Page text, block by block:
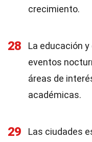
crecimiento.
28
La educación
eventos
áreas de
académicas.
29
Las ciudades